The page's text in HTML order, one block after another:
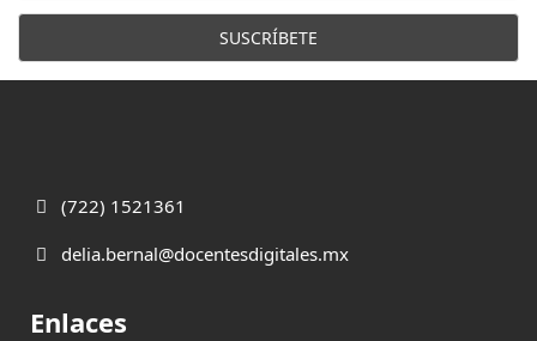
(722) 1521361
delia.bernal@docentesdigitales.mx
Enlaces